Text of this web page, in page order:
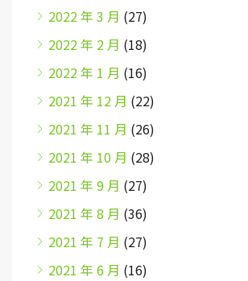
2022 年 3 月 (27)
2022 年 2 月 (18)
2022 年 1 月 (16)
2021 年 12 月 (22)
2021 年 11 月 (26)
2021 年 10 月 (28)
2021 年 9 月 (27)
2021 年 8 月 (36)
2021 年 7 月 (27)
2021 年 6 月 (16)